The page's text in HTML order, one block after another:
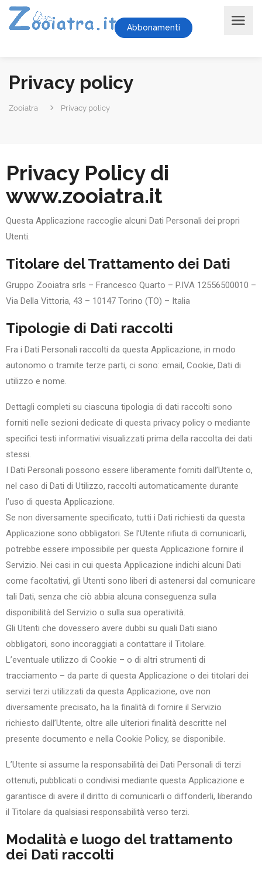
Abbonamenti
Privacy policy
Zooiatra Privacy policy
Privacy Policy di
www.zooiatra.it
Questa Applicazione raccoglie alcuni Dati Personali dei propri
Utenti.
Titolare del Trattamento dei Dati
Gruppo Zooiatra srls – Francesco Quarto – P.IVA 12556500010 –
Via Della Vittoria, 43 – 10147 Torino (TO) – Italia
Tipologie di Dati raccolti
Fra i Dati Personali raccolti da questa Applicazione, in modo
autonomo o tramite terze parti, ci sono: email, Cookie, Dati di
utilizzo e nome.
Dettagli completi su ciascuna tipologia di dati raccolti sono
forniti nelle sezioni dedicate di questa privacy policy o mediante
specifici testi informativi visualizzati prima della raccolta dei dati
stessi.
I Dati Personali possono essere liberamente forniti dall’Utente o,
nel caso di Dati di Utilizzo, raccolti automaticamente durante
l’uso di questa Applicazione.
Se non diversamente specificato, tutti i Dati richiesti da questa
Applicazione sono obbligatori. Se l’Utente rifiuta di comunicarli,
potrebbe essere impossibile per questa Applicazione fornire il
Servizio. Nei casi in cui questa Applicazione indichi alcuni Dati
come facoltativi, gli Utenti sono liberi di astenersi dal comunicare
tali Dati, senza che ciò abbia alcuna conseguenza sulla
disponibilità del Servizio o sulla sua operatività.
Gli Utenti che dovessero avere dubbi su quali Dati siano
obbligatori, sono incoraggiati a contattare il Titolare.
L’eventuale utilizzo di Cookie – o di altri strumenti di
tracciamento – da parte di questa Applicazione o dei titolari dei
servizi terzi utilizzati da questa Applicazione, ove non
diversamente precisato, ha la finalità di fornire il Servizio
richiesto dall’Utente, oltre alle ulteriori finalità descritte nel
presente documento e nella Cookie Policy, se disponibile.
L’Utente si assume la responsabilità dei Dati Personali di terzi
ottenuti, pubblicati o condivisi mediante questa Applicazione e
garantisce di avere il diritto di comunicarli o diffonderli, liberando
il Titolare da qualsiasi responsabilità verso terzi.
Modalità e luogo del trattamento
dei Dati raccolti